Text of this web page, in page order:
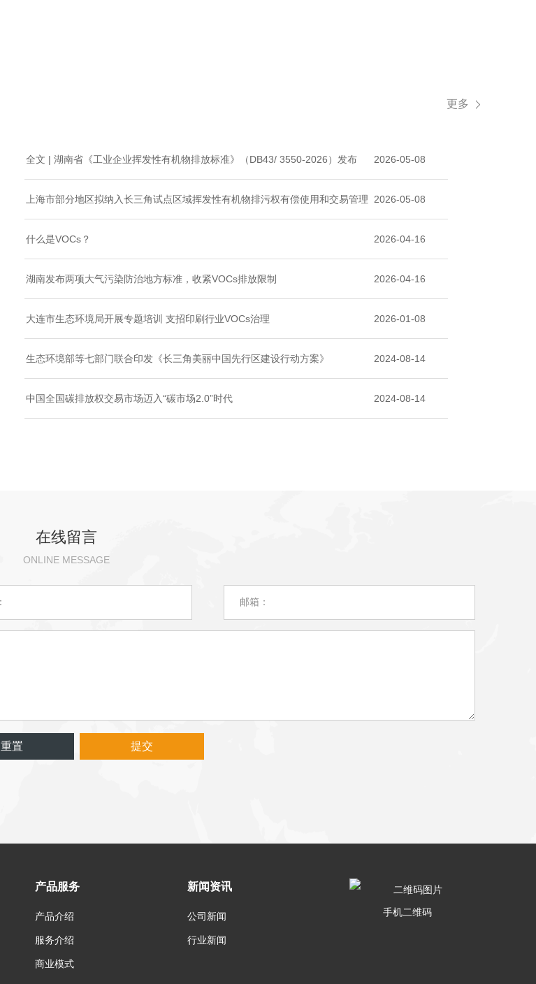
更多
全文 | 湖南省《工业企业挥发性有机物排放标准》（DB43/ 3550-2026）发布 2026-05-08
上海市部分地区拟纳入长三角试点区域挥发性有机物排污权有偿使用和交易管理 2026-05-08
什么是VOCs？ 2026-04-16
湖南发布两项大气污染防治地方标准，收紧VOCs排放限制 2026-04-16
大连市生态环境局开展专题培训 支招印刷行业VOCs治理 2026-01-08
生态环境部等七部门联合印发《长三角美丽中国先行区建设行动方案》 2024-08-14
中国全国碳排放权交易市场迈入“碳市场2.0”时代 2024-08-14
在线留言
ONLINE MESSAGE
重置 提交
产品服务
产品介绍
服务介绍
商业模式
新闻资讯
公司新闻
行业新闻
手机二维码